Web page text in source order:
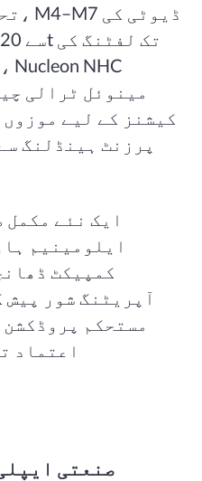
مینوئل ٹرالی
کیشنز کے لیے
پرزنٹ ہینڈلنگ
ایک نئے
ایلومینیم
کمپیکٹ
آپریٹنگ شور پیش
مستحکم
اعتماد
صنعتی